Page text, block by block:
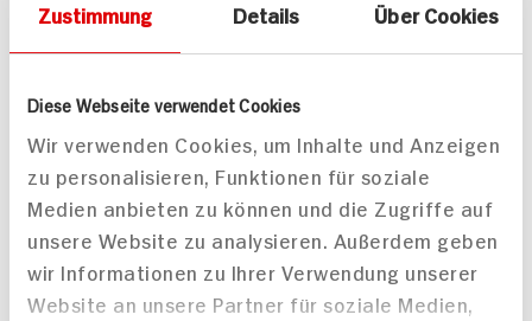
Zustimmung Details Über Cookies
Diese Webseite verwendet Cookies
Wir verwenden Cookies, um Inhalte und Anzeigen
zu personalisieren, Funktionen für soziale
Medien anbieten zu können und die Zugriffe auf
unsere Website zu analysieren. Außerdem geben
wir Informationen zu Ihrer Verwendung unserer
Website an unsere Partner für soziale Medien,
Passende Artikel zum Rezept Mehr
Zucchini
ZUM
TAGES-
Bio Zucchini
1 KG
99